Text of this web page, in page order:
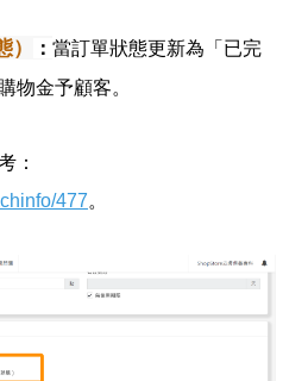
： 當訂單狀態更新為「已完
物金予顧客。
：
477。